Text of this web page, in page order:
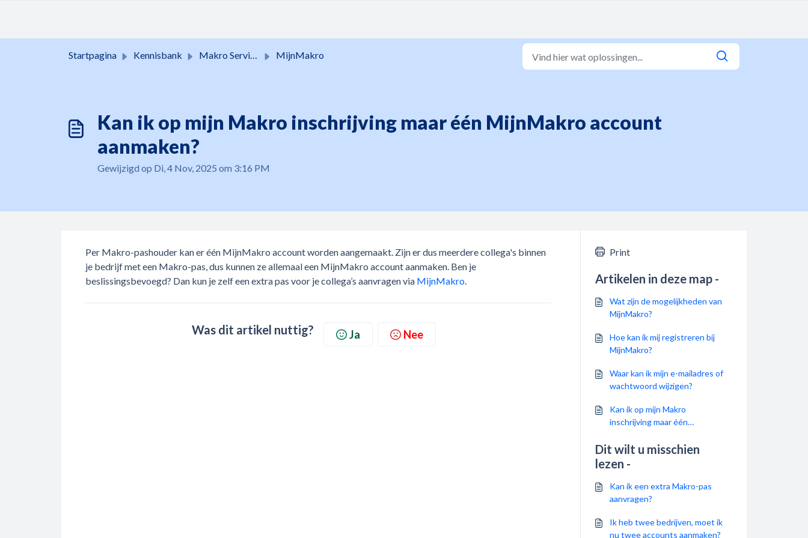
Startpagina Kennisbank Makro Services MijnMakro
Kan ik op mijn Makro inschrijving maar één MijnMakro account
aanmaken?
Gewijzigd op Di, 4 Nov, 2025 om 3:16 PM
Per Makro-pashouder kan er één MijnMakro account worden aangemaakt. Zijn er dus meerdere collega's binnen
je bedrijf met een Makro-pas, dus kunnen ze allemaal een MijnMakro account aanmaken. Ben je
beslissingsbevoegd? Dan kun je zelf een extra pas voor je collega’s aanvragen via MijnMakro.
Was dit artikel nuttig? Ja Nee
Print
Artikelen in deze map -
Wat zijn de mogelijkheden van
MijnMakro?
Hoe kan ik mij registreren bij
MijnMakro?
Waar kan ik mijn e-mailadres of
wachtwoord wijzigen?
Kan ik op mijn Makro
inschrijving maar één
Dit wilt u misschien
lezen -
Kan ik een extra Makro-pas
aanvragen?
Ik heb twee bedrijven, moet ik
nu twee accounts aanmaken?